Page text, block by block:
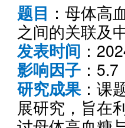
题目 ：母体高
之间的关联及
发表时间 ：
影响因子 ：5.7
研究成果：课
展研究，旨在